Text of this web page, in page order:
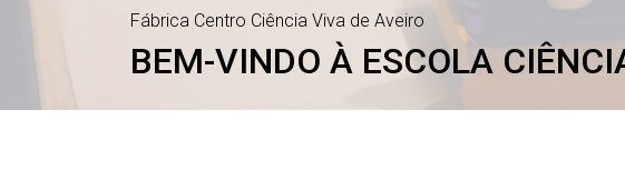
Fábrica Centro Ciência Viva de Aveiro
BEM-VINDO À ESCOLA